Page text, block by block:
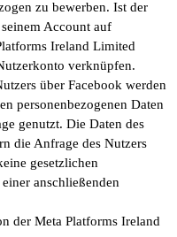
zu bewerben. Ist der
Account auf
Ireland Limited
verknüpfen.
über Facebook werden
personenbezogenen Daten
genutzt. Die Daten des
die Anfrage des Nutzers
gesetzlichen
anschließenden
der Meta Platforms Ireland